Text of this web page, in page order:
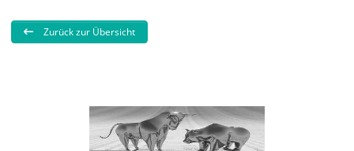
Zurück zur Übersicht